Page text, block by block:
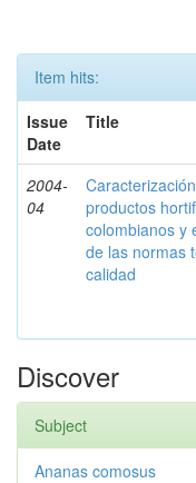
Item hits:
Issue
Date
Title
2004-
04
productos
colombianos y
de las normas
calidad
Discover
Subject
Ananas comosus